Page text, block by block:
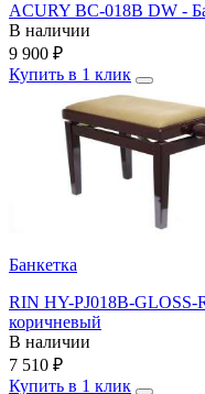
ACURY BC-018B DW -
В наличии
9 900 ₽
Купить в 1 клик
Банкетка
RIN HY-PJ018B-GLOSS-
коричневый
В наличии
7 510 ₽
Купить в 1 клик